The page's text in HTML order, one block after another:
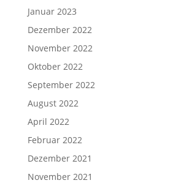
Januar 2023
Dezember 2022
November 2022
Oktober 2022
September 2022
August 2022
April 2022
Februar 2022
Dezember 2021
November 2021